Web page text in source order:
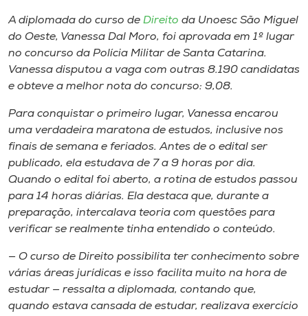
Unoesc
Store
Selecione
o idioma
A diplomada do curso de Direito da Unoesc São Miguel
do Oeste, Vanessa Dal Moro, foi aprovada em 1º lugar
no concurso da Polícia Militar de Santa Catarina.
Vanessa disputou a vaga com outras 8.190 candidatas
e obteve a melhor nota do concurso: 9,08.
Para conquistar o primeiro lugar, Vanessa encarou
uma verdadeira maratona de estudos, inclusive nos
finais de semana e feriados. Antes de o edital ser
publicado, ela estudava de 7 a 9 horas por dia.
Quando o edital foi aberto, a rotina de estudos passou
para 14 horas diárias. Ela destaca que, durante a
preparação, intercalava teoria com questões para
verificar se realmente tinha entendido o conteúdo.
— O curso de Direito possibilita ter conhecimento sobre
várias áreas jurídicas e isso facilita muito na hora de
estudar — ressalta a diplomada, contando que,
quando estava cansada de estudar, realizava exercício